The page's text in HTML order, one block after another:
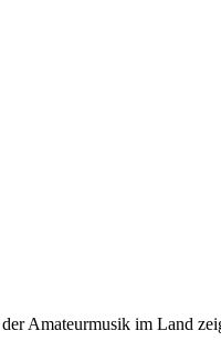
Amateurmusik im Land